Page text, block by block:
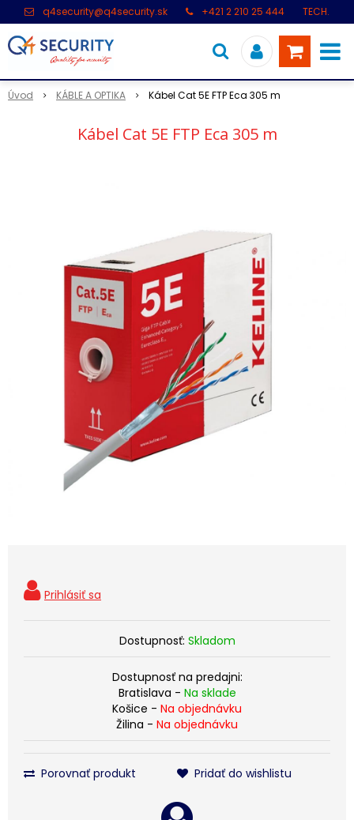
q4security@q4security.sk +421 2 210 25 444
TECH.
Úvod KÁBLE A OPTIKA Kábel Cat 5E FTP Eca 305 m
Kábel Cat 5E FTP Eca 305 m
Dostupnosť: Skladom
Dostupnosť na predajni:
Bratislava - Na sklade
Košice - Na objednávku
Žilina - Na objednávku
Porovnať produkt Pridať do wishlistu